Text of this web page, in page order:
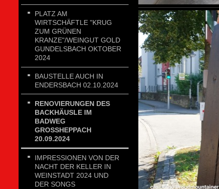
PLATZ AM
WIRTSCHÄFTLE "KRUG
ZUM GRÜNEN
KRANZE"/WEINGUT GOLD
GUNDELSBACH OKTOBER
2024
BAUSTELLE AUCH IN
ENDERSBACH 02.10.2024
RENOVIERUNGEN DES
BACKHÄUSLE IM
BADWEG
GROSSHEPPACH 2
0.09.2024
IMPRESSIONEN VON DER
NACHT DER KELLER IN
WEINSTADT 2024 UND
DER SONGS